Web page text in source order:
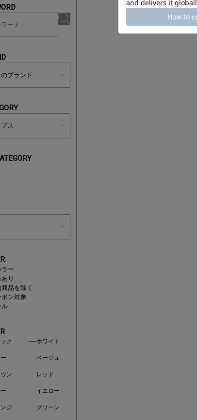
ー
り
品を除く
ポン対象
ル
ク ホワイト
ベージュ
ン レッド
イエロー
ジ グリーン